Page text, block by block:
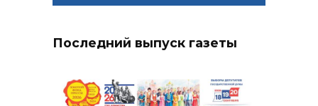
Последний выпуск газеты